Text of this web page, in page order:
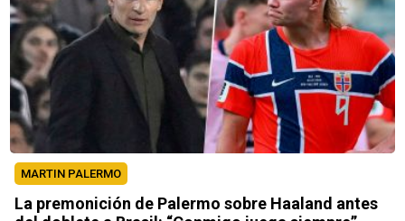
MARTIN PALERMO
La premonición de Palermo sobre Haaland antes